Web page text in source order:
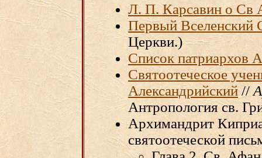
Л. П. Карсавин о Св
Первый Вселенский
Церкви.)
Список патриархов
Cвятоотеческое
Александрийский//
Антропология св.
Архимандрит
святоотеческой